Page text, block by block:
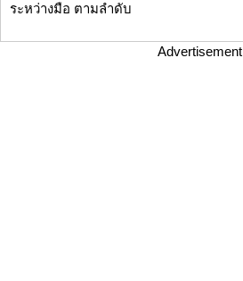
ระหว่างมือ ตามลำดับ
Advertisement